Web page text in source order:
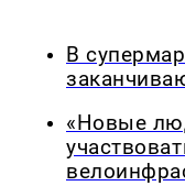
В
«Новые